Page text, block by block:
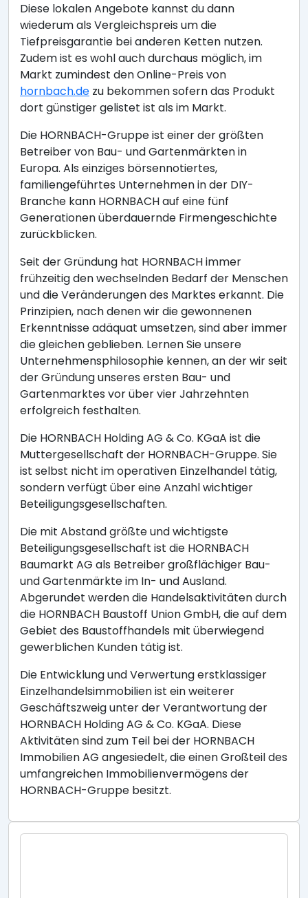
Diese lokalen Angebote kannst du dann
wiederum als Vergleichspreis um die
Tiefpreisgarantie bei anderen Ketten nutzen.
Zudem ist es wohl auch durchaus möglich, im
Markt zumindest den Online-Preis von
hornbach.de zu bekommen sofern das Produkt
dort günstiger gelistet ist als im Markt.
Die HORNBACH-Gruppe ist einer der größten
Betreiber von Bau- und Gartenmärkten in
Europa. Als einziges börsennotiertes,
familiengeführtes Unternehmen in der DIY-
Branche kann HORNBACH auf eine fünf
Generationen überdauernde Firmengeschichte
zurückblicken.
Seit der Gründung hat HORNBACH immer
frühzeitig den wechselnden Bedarf der Menschen
und die Veränderungen des Marktes erkannt. Die
Prinzipien, nach denen wir die gewonnenen
Erkenntnisse adäquat umsetzen, sind aber immer
die gleichen geblieben. Lernen Sie unsere
Unternehmensphilosophie kennen, an der wir seit
der Gründung unseres ersten Bau- und
Gartenmarktes vor über vier Jahrzehnten
erfolgreich festhalten.
Die HORNBACH Holding AG & Co. KGaA ist die
Muttergesellschaft der HORNBACH-Gruppe. Sie
ist selbst nicht im operativen Einzelhandel tätig,
sondern verfügt über eine Anzahl wichtiger
Beteiligungsgesellschaften.
Die mit Abstand größte und wichtigste
Beteiligungsgesellschaft ist die HORNBACH
Baumarkt AG als Betreiber großflächiger Bau-
und Gartenmärkte im In- und Ausland.
Abgerundet werden die Handelsaktivitäten durch
die HORNBACH Baustoff Union GmbH, die auf dem
Gebiet des Baustoffhandels mit überwiegend
gewerblichen Kunden tätig ist.
Die Entwicklung und Verwertung erstklassiger
Einzelhandelsimmobilien ist ein weiterer
Geschäftszweig unter der Verantwortung der
HORNBACH Holding AG & Co. KGaA. Diese
Aktivitäten sind zum Teil bei der HORNBACH
Immobilien AG angesiedelt, die einen Großteil des
umfangreichen Immobilienvermögens der
HORNBACH-Gruppe besitzt.